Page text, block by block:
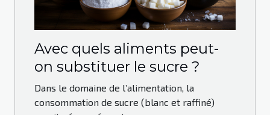
Avec quels aliments peut-
on substituer le sucre ?
Dans le domaine de l’alimentation, la
consommation de sucre (blanc et raffiné)